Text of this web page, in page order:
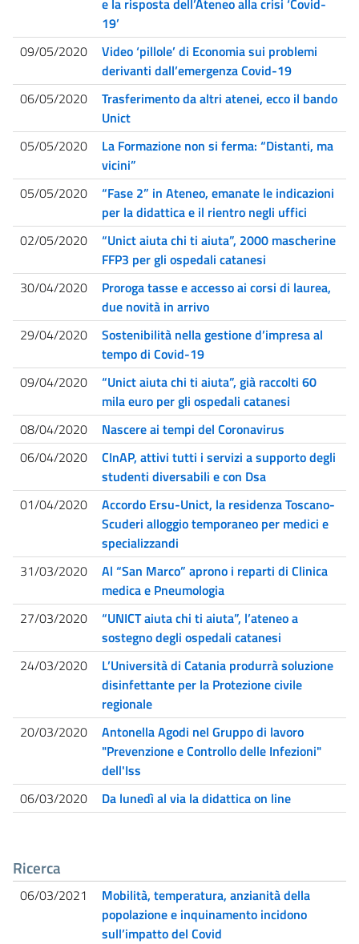
e la risposta dell’Ateneo alla crisi ‘Covid-
19’
09/05/2020
Video ‘pillole’ di Economia sui problemi
derivanti dall’emergenza Covid-19
06/05/2020
Trasferimento da altri atenei, ecco il bando
Unict
05/05/2020
La Formazione non si ferma: “Distanti, ma
vicini”
05/05/2020
“Fase 2” in Ateneo, emanate le indicazioni
per la didattica e il rientro negli uffici
02/05/2020
“Unict aiuta chi ti aiuta”, 2000 mascherine
FFP3 per gli ospedali catanesi
30/04/2020
Proroga tasse e accesso ai corsi di laurea,
due novità in arrivo
29/04/2020
Sostenibilità nella gestione d’impresa al
tempo di Covid-19
09/04/2020
“Unict aiuta chi ti aiuta”, già raccolti 60
mila euro per gli ospedali catanesi
08/04/2020
Nascere ai tempi del Coronavirus
06/04/2020
CInAP, attivi tutti i servizi a supporto degli
studenti diversabili e con Dsa
01/04/2020
Accordo Ersu-Unict, la residenza Toscano-
Scuderi alloggio temporaneo per medici e
specializzandi
31/03/2020
Al “San Marco” aprono i reparti di Clinica
medica e Pneumologia
27/03/2020
“UNICT aiuta chi ti aiuta”, l’ateneo a
sostegno degli ospedali catanesi
24/03/2020
L’Università di Catania produrrà soluzione
disinfettante per la Protezione civile
regionale
20/03/2020
Antonella Agodi nel Gruppo di lavoro
"Prevenzione e Controllo delle Infezioni"
dell'Iss
06/03/2020
Da lunedì al via la didattica on line
Ricerca
06/03/2021
Mobilità, temperatura, anzianità della
popolazione e inquinamento incidono
sull’impatto del Covid